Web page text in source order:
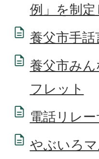
例」を制
養父市手
養父市み
フレット
電話リレ
やぶいろ